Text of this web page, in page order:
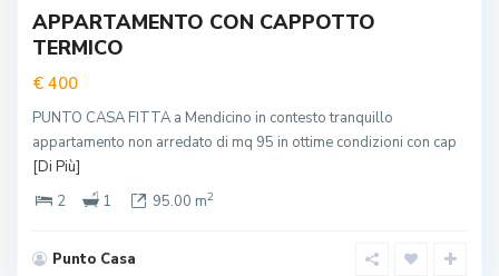
APPARTAMENTO CON CAPPOTTO
TERMICO
€ 400
PUNTO CASA FITTA a Mendicino in contesto tranquillo
appartamento non arredato di mq 95 in ottime condizioni con cap
[Di Più]
2
1 95.00 m2
Punto Casa